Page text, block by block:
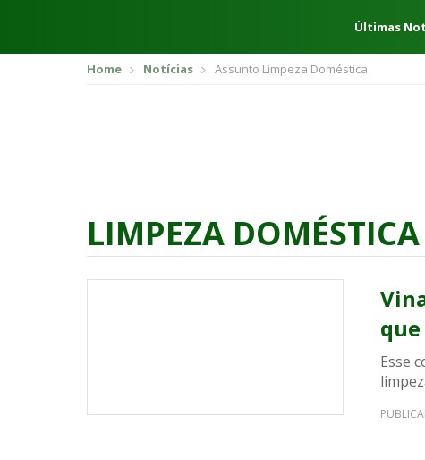
Últimas
Home Notícias Assunto Limpeza Doméstica
LIMPEZA DOMÉSTICA
Esse